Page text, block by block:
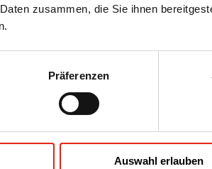
zusammen, die Sie ihnen
Präferenzen
Auswahl erlauben